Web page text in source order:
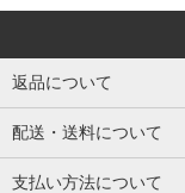
返品について
配送・送料について
支払い方法について